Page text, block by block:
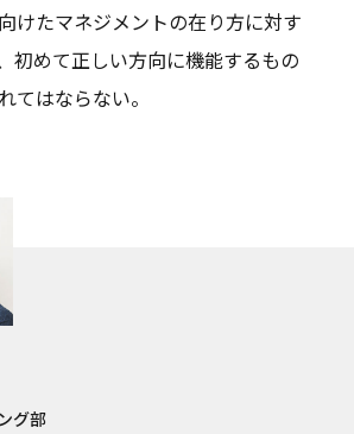
けたマネジメントの在り方に対す
初めて正しい方向に機能するもの
てはならない。
グ部